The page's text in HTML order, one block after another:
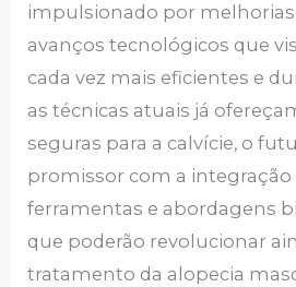
impulsionado por melhorias
avanços tecnológicos que
cada vez mais eficientes e
as técnicas atuais já
seguras para a calvície, o
promissor com a integração
ferramentas e abordagens
que poderão revolucionar
tratamento da alopecia